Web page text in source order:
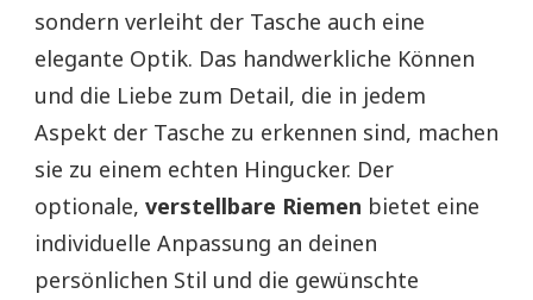
sondern verleiht der Tasche auch eine
elegante Optik. Das handwerkliche Können
und die Liebe zum Detail, die in jedem
Aspekt der Tasche zu erkennen sind, machen
sie zu einem echten Hingucker. Der
optionale, verstellbare Riemen bietet eine
individuelle Anpassung an deinen
persönlichen Stil und die gewünschte